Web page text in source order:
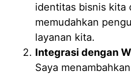
identitas bisnis kita
memudahkan
layanan kita.
Integrasi dengan
Saya